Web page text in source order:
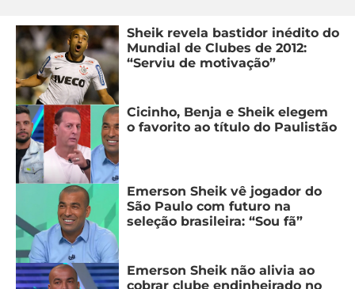
Sheik revela bastidor inédito do
Mundial de Clubes de 2012:
“Serviu de motivação”
Cicinho, Benja e Sheik elegem
o favorito ao título do Paulistão
Emerson Sheik vê jogador do
São Paulo com futuro na
seleção brasileira: “Sou fã”
Emerson Sheik não alivia ao
cobrar clube endinheirado no